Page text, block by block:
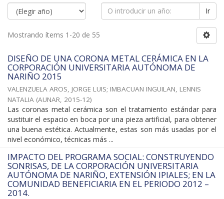
Ir
Mostrando ítems 1-20 de 55
DISEÑO DE UNA CORONA METAL CERÁMICA EN LA
CORPORACIÓN UNIVERSITARIA AUTÓNOMA DE
NARIÑO 2015
VALENZUELA AROS, JORGE LUIS; IMBACUAN INGUILAN, LENNIS
NATALIA (AUNAR, 2015-12)
Las coronas metal cerámica son el tratamiento estándar para
sustituir el espacio en boca por una pieza artificial, para obtener
una buena estética. Actualmente, estas son más usadas por el
nivel económico, técnicas más ...
IMPACTO DEL PROGRAMA SOCIAL: CONSTRUYENDO
SONRISAS, DE LA CORPORACIÓN UNIVERSITARIA
AUTÓNOMA DE NARIÑO, EXTENSIÓN IPIALES; EN LA
COMUNIDAD BENEFICIARIA EN EL PERIODO 2012 –
2014.